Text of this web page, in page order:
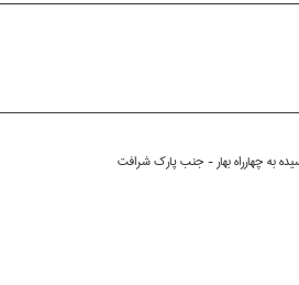
به چهارراه بهار - جنب پارك شرافت